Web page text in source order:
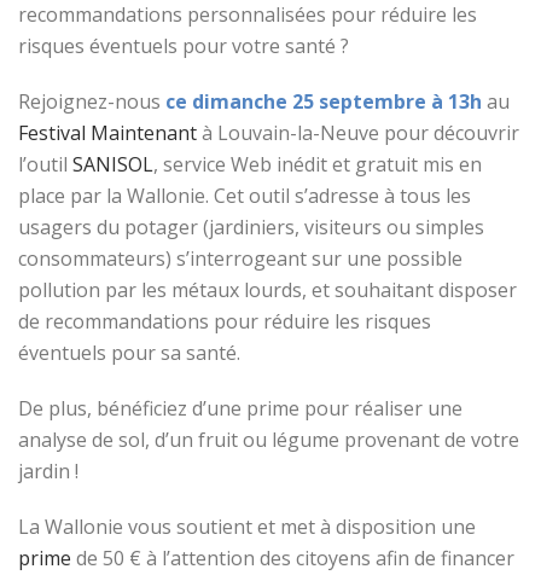
recommandations personnalisées pour réduire les
risques éventuels pour votre santé ?
Rejoignez-nous ce dimanche 25 septembre à 13h au
Festival Maintenantà Louvain-la-Neuve pour découvrir
l’outil SANISOL, service Web inédit et gratuit mis en
place par la Wallonie. Cet outil s’adresse à tous les
usagers du potager (jardiniers, visiteurs ou simples
consommateurs) s’interrogeant sur une possible
pollution par les métaux lourds, et souhaitant disposer
de recommandations pour réduire les risques
éventuels pour sa santé.
De plus, bénéficiez d’une prime pour réaliser une
analyse de sol, d’un fruit ou légume provenant de votre
jardin !
La Wallonie vous soutient et met à disposition une
prime de 50 € à l’attention des citoyens afin de financer